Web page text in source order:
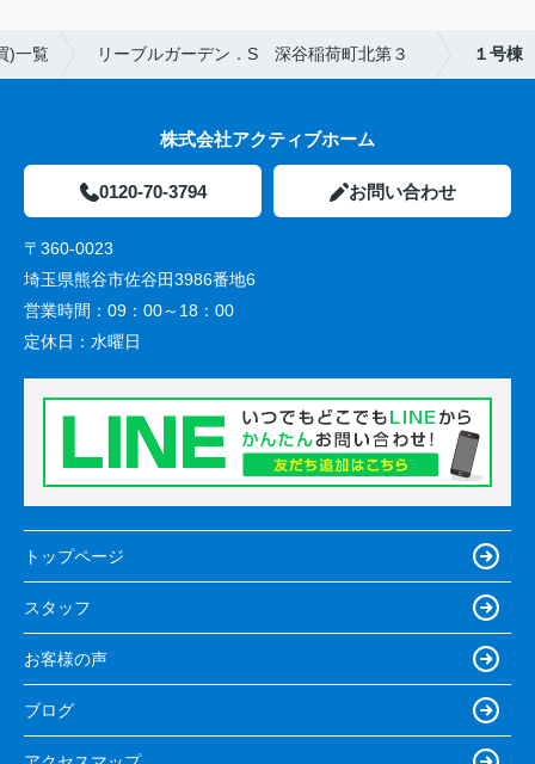
)一覧 リーブルガーデン．S 深谷稲荷町北第３ １号棟
株式会社アクティブホーム
0120-70-3794 お問い合わせ
〒360-0023
埼玉県熊谷市佐谷田3986番地6
営業時間： 09：00～18：00
定休日： 水曜日
トップページ
スタッフ
お客様の声
ブログ